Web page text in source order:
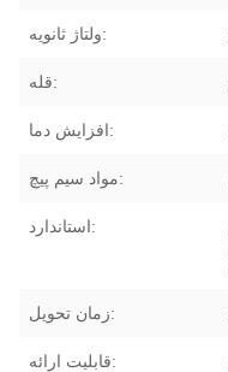
ولتاژ ثانویه:
قله:
افزایش دما:
مواد سیم پیچ:
استاندارد:
زمان تحویل:
قابلیت ارائه: